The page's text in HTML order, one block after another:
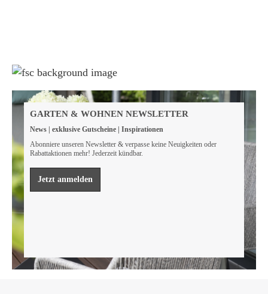
leisten müssen, um unsere natürlichen Ressourcen zu
bewahren.
Mehr erfahren
GARTEN & WOHNEN NEWSLETTER
News | exklusive Gutscheine | Inspirationen
Abonniere unseren Newsletter & verpasse keine Neuigkeiten oder
Rabattaktionen mehr! Jederzeit kündbar.
Jetzt anmelden